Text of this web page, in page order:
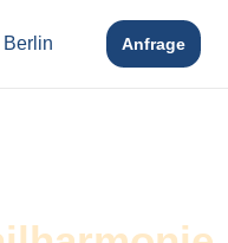
Anfrage